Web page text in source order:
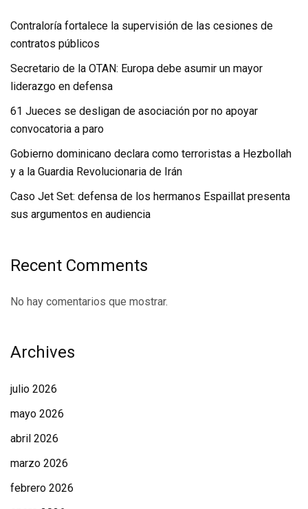
Contraloría fortalece la supervisión de las cesiones de
contratos públicos
Secretario de la OTAN: Europa debe asumir un mayor
liderazgo en defensa
61 Jueces se desligan de asociación por no apoyar
convocatoria a paro
Gobierno dominicano declara como terroristas a Hezbollah
y a la Guardia Revolucionaria de Irán
Caso Jet Set: defensa de los hermanos Espaillat presenta
sus argumentos en audiencia
Recent Comments
No hay comentarios que mostrar.
Archives
julio 2026
mayo 2026
abril 2026
marzo 2026
febrero 2026